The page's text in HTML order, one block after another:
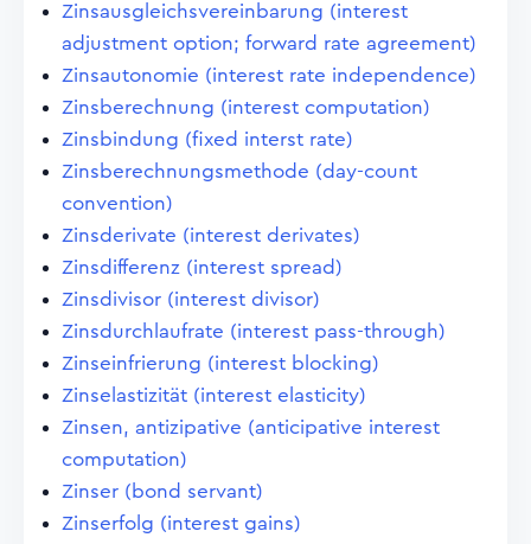
Zinsausgleichsvereinbarung (interest
adjustment option; forward rate agreement)
Zinsautonomie (interest rate independence)
Zinsberechnung (interest computation)
Zinsbindung (fixed interst rate)
Zinsberechnungsmethode (day-count
convention)
Zinsderivate (interest derivates)
Zinsdifferenz (interest spread)
Zinsdivisor (interest divisor)
Zinsdurchlaufrate (interest pass-through)
Zinseinfrierung (interest blocking)
Zinselastizität (interest elasticity)
Zinsen, antizipative (anticipative interest
computation)
Zinser (bond servant)
Zinserfolg (interest gains)